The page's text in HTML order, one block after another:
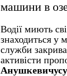
машини в
Водії миють
знаходиться у
служби
активісти
Анушкевичусу